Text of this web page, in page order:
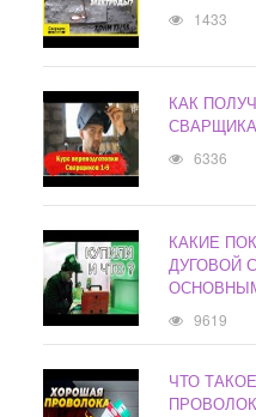
1433
КАК
СВАРЩИКА
6336
КАКИЕ
ДУГОВОЙ
9619
ЧТО